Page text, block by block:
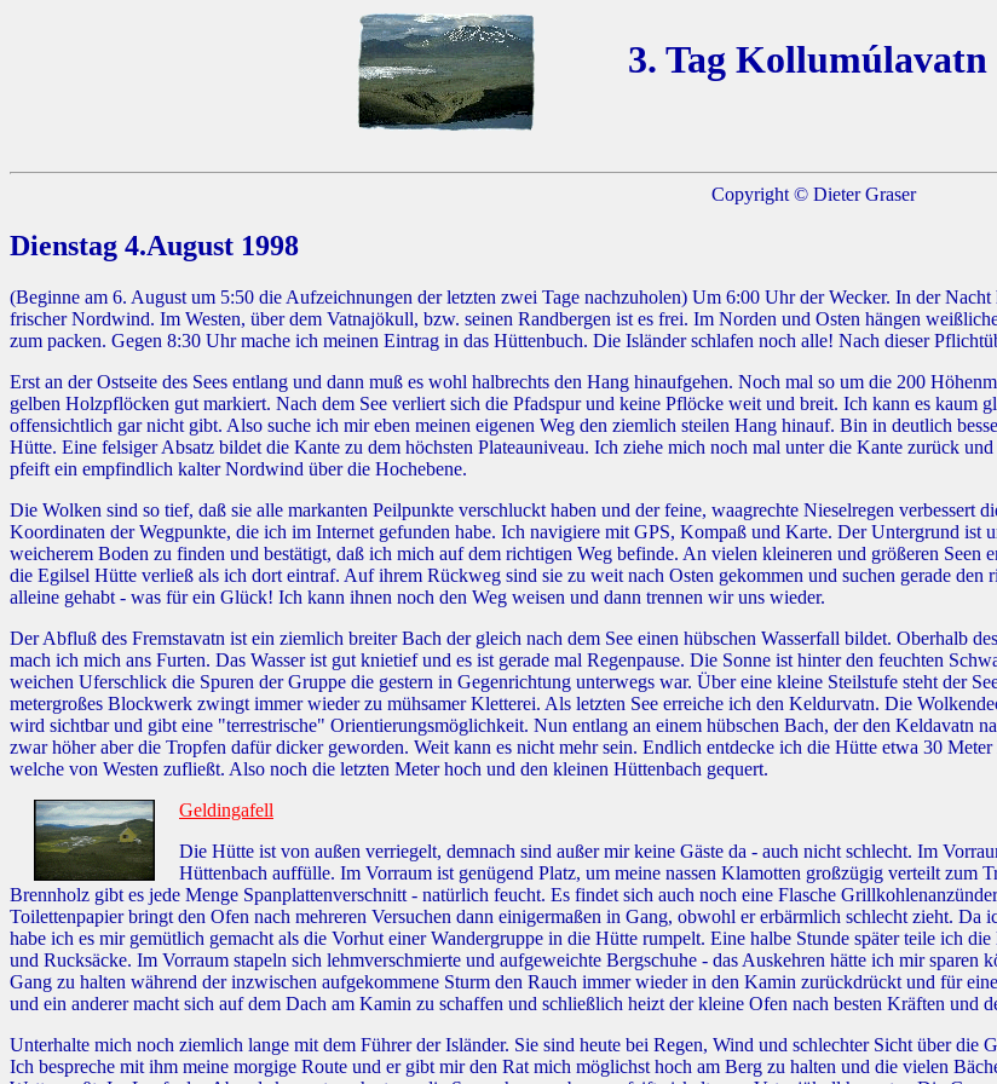
3. Tag
Copyright © Dieter Graser
Dienstag 4.August 1998
(Beginne am 6. August um 5:50 die Aufzeichnungen der letzten zwei Tage nachzuholen) Um 6:00 Uhr der Wecker. In der
frischer Nordwind. Im Westen, über dem Vatnajökull, bzw. seinen Randbergen ist es frei. Im Norden und Osten hängen
zum packen. Gegen 8:30 Uhr mache ich meinen Eintrag in das Hüttenbuch. Die Isländer schlafen noch alle! Nach dieser
Erst an der Ostseite des Sees entlang und dann muß es wohl halbrechts den Hang hinaufgehen. Noch mal so um die 200
gelben Holzpflöcken gut markiert. Nach dem See verliert sich die Pfadspur und keine Pflöcke weit und breit. Ich kann es kaum
offensichtlich gar nicht gibt. Also suche ich mir eben meinen eigenen Weg den ziemlich steilen Hang hinauf. Bin in deutlich
Hütte. Eine felsiger Absatz bildet die Kante zu dem höchsten Plateauniveau. Ich ziehe mich noch mal unter die Kante zurück
pfeift ein empfindlich kalter Nordwind über die Hochebene.
Die Wolken sind so tief, daß sie alle markanten Peilpunkte verschluckt haben und der feine, waagrechte Nieselregen verbessert
Koordinaten der Wegpunkte, die ich im Internet gefunden habe. Ich navigiere mit GPS, Kompaß und Karte. Der Untergrund ist
weicherem Boden zu finden und bestätigt, daß ich mich auf dem richtigen Weg befinde. An vielen kleineren und größeren Seen
die Egilsel Hütte verließ als ich dort eintraf. Auf ihrem Rückweg sind sie zu weit nach Osten gekommen und suchen gerade
alleine gehabt - was für ein Glück! Ich kann ihnen noch den Weg weisen und dann trennen wir uns wieder.
Der Abfluß des Fremstavatn ist ein ziemlich breiter Bach der gleich nach dem See einen hübschen Wasserfall bildet. Oberhalb
mach ich mich ans Furten. Das Wasser ist gut knietief und es ist gerade mal Regenpause. Die Sonne ist hinter den feuchten
weichen Uferschlick die Spuren der Gruppe die gestern in Gegenrichtung unterwegs war. Über eine kleine Steilstufe steht der
metergroßes Blockwerk zwingt immer wieder zu mühsamer Kletterei. Als letzten See erreiche ich den Keldurvatn. Die
wird sichtbar und gibt eine "terrestrische" Orientierungsmöglichkeit. Nun entlang an einem hübschen Bach, der den Keldavatn
zwar höher aber die Tropfen dafür dicker geworden. Weit kann es nicht mehr sein. Endlich entdecke ich die Hütte etwa 30
welche von Westen zufließt. Also noch die letzten Meter hoch und den kleinen Hüttenbach gequert.
Geldingafell
Die Hütte ist von außen verriegelt, demnach sind außer mir keine Gäste da - auch nicht schlecht. Im
Hüttenbach auffülle. Im Vorraum ist genügend Platz, um meine nassen Klamotten großzügig verteilt zum
Brennholz gibt es jede Menge Spanplattenverschnitt - natürlich feucht. Es findet sich auch noch eine Flasche
Toilettenpapier bringt den Ofen nach mehreren Versuchen dann einigermaßen in Gang, obwohl er erbärmlich schlecht zieht. Da
habe ich es mir gemütlich gemacht als die Vorhut einer Wandergruppe in die Hütte rumpelt. Eine halbe Stunde später teile ich
und Rucksäcke. Im Vorraum stapeln sich lehmverschmierte und aufgeweichte Bergschuhe - das Auskehren hätte ich mir
Gang zu halten während der inzwischen aufgekommene Sturm den Rauch immer wieder in den Kamin zurückdrückt und für
und ein anderer macht sich auf dem Dach am Kamin zu schaffen und schließlich heizt der kleine Ofen nach besten Kräften und
Unterhalte mich noch ziemlich lange mit dem Führer der Isländer. Sie sind heute bei Regen, Wind und schlechter Sicht über
Ich bespreche mit ihm meine morgige Route und er gibt mir den Rat mich möglichst hoch am Berg zu halten und die vielen